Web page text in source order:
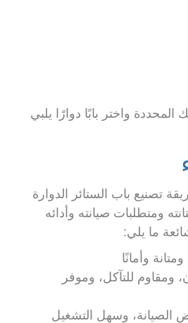
المحددة واختر بابًا دوارًا يلبي
تصنيع باب الستائر الدوارة
ومتطلبات صيانته وأدائه
ما يلي:
وأمانًا
ومقاوم للتآكل، وموفر